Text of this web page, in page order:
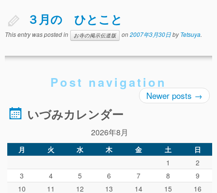
給食日記
園生活ブログ
2歳児クラス(ももたろうクラブ)
入会してから
園生活ブログ(2歳児クラス)
体験入園＆園見学
ぴ～ち通信
求人情報（園見学/自主実習も対応）
３月の ひとこと
This entry was posted in お寺の掲示伝道版 on2007年3月30日byTetsuya.
Post navigation
Newer posts →
いづみカレンダー
2026年8月
月 火 水 木 金 土 日
1
2
3
4 5 6 7 8
9
10
11 12 13 14 15
16